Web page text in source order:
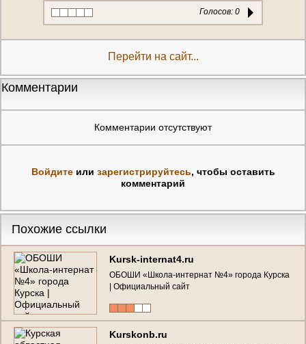
Голосов: 0
Перейти на сайт...
Комментарии
Комментарии отсутствуют
Войдитеили зарегистрируйтесь, чтобы оставить
комментарий
Похожие ссылки
Kursk-internat4.ru
ОБОШИ «Школа-интернат №4» города Курска
| Официальный сайт
Kurskonb.ru